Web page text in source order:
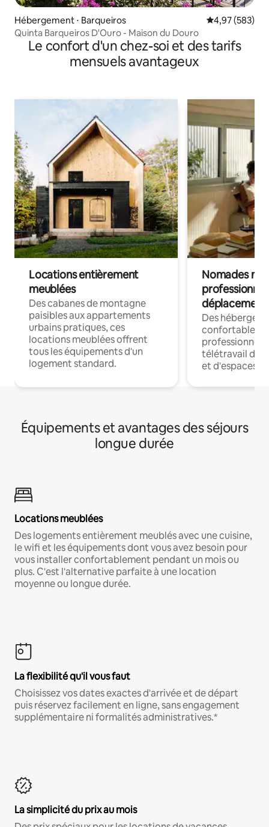
Hébergement ⋅ Barqueiros Évaluation
4,97 (583)
Quinta Barqueiros D'Ouro - Maison du Douro
Le confort d'un chez-soi et des tarifs
mensuels avantageux
Locations entièrement
meublées
Des cabanes de montagne
paisibles aux appartements
urbains pratiques, ces
locations meublées offrent
tous les équipements d'un
logement standard.
Nomades
déplacement
Des
confortables
professionnels
télétravail
et d'espaces
Équipements et avantages des séjours
longue durée
Locations meublées
Des logements entièrement meublés avec une cuisine,
le wifi et les équipements dont vous avez besoin pour
vous installer confortablement pendant un mois ou
plus. C'est l'alternative parfaite à une location
moyenne ou longue durée.
La flexibilité qu'il vous faut
Choisissez vos dates exactes d'arrivée et de départ
puis réservez facilement en ligne, sans engagement
supplémentaire ni formalités administratives.*
La simplicité du prix au mois